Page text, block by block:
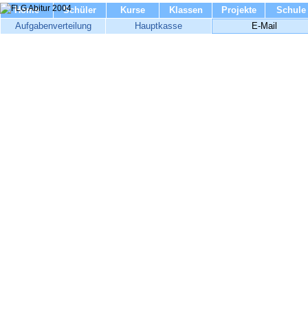
Home Schüler Kurse Klassen Projekte
Schule
Aufgabenverteilung
Hauptkasse E-Mail